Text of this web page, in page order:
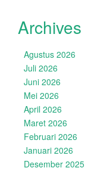
Archives
Agustus 2026
Juli 2026
Juni 2026
Mei 2026
April 2026
Maret 2026
Februari 2026
Januari 2026
Desember 2025